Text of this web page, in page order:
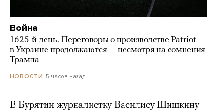
Война
1625-й день. Переговоры о производстве Patriot
в Украине продолжаются — несмотря на сомнения
Трампа
НОВОСТИ 5 часов назад
В Бурятии журналистку Василису Шишкину